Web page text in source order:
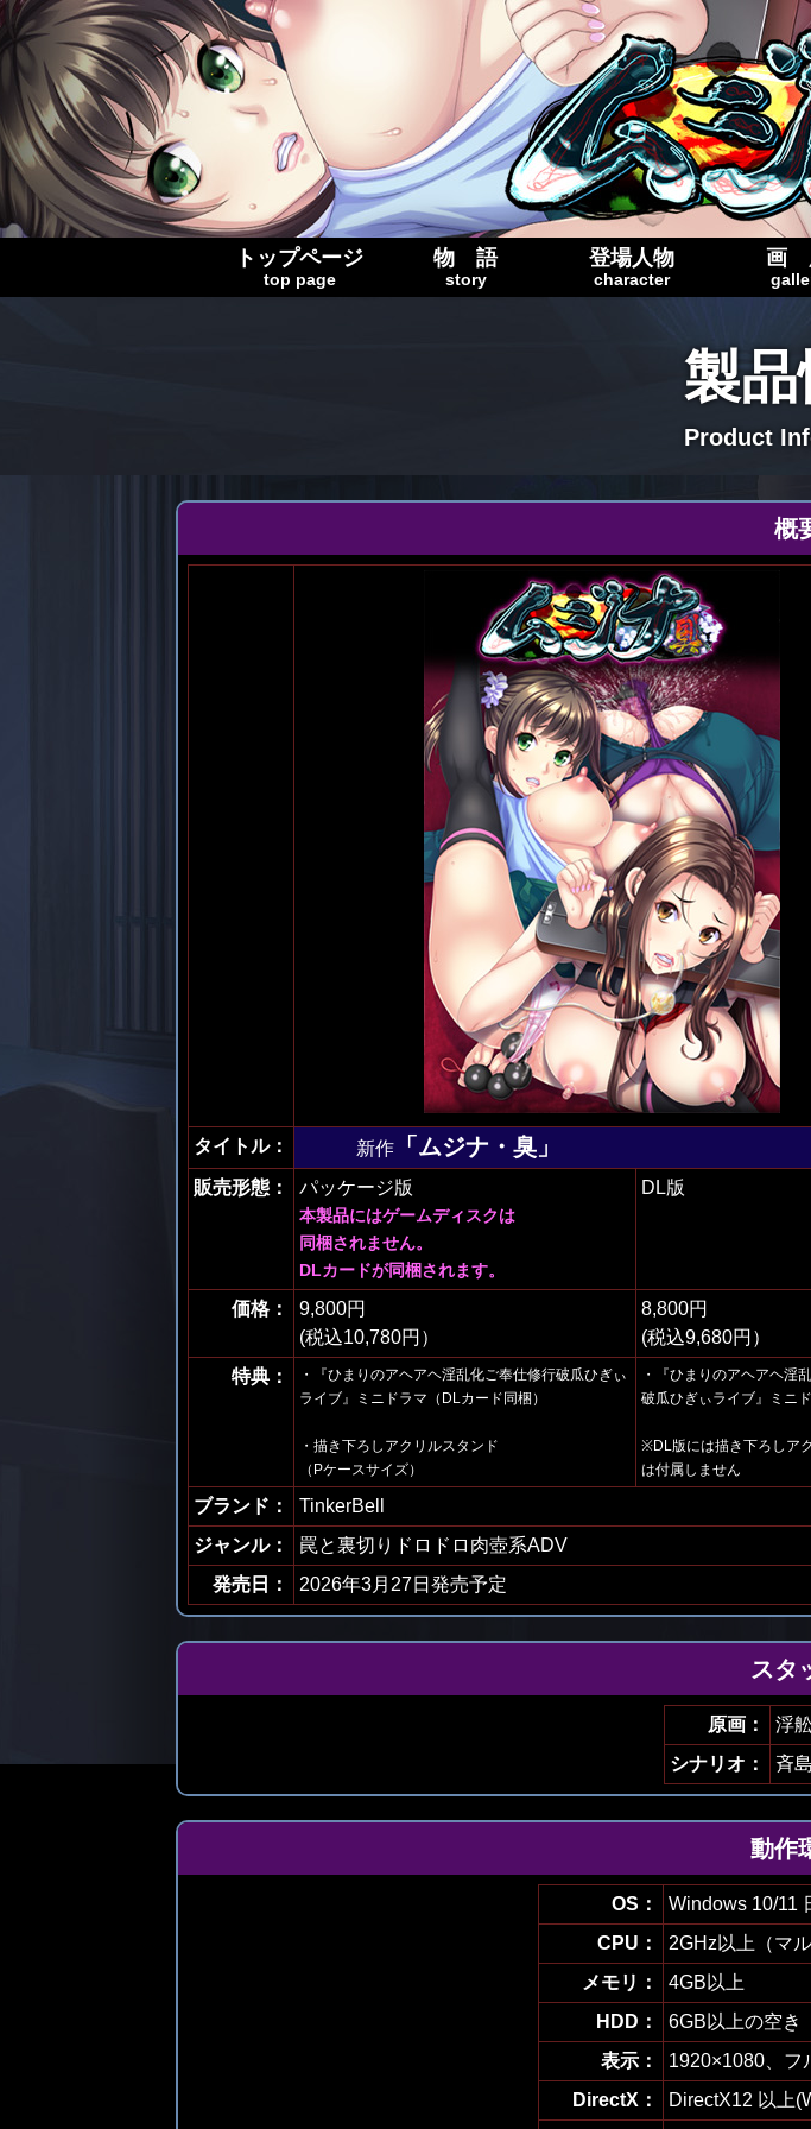
トップページ
top page
物 語
story
登場人物
character
画
製
Product
概
タイトル： 新作 「ムジナ・臭」
販売形態： パッケージ版
本製品にはゲームディスクは
同梱されません。
DLカードが同梱されます。
DL版
価格：
9,800円
(税込10,780円）
8,800円
(税込9,680円）
特典：
・『ひまりのアヘアヘ淫乱化ご奉仕修行破瓜ひぎぃ
ライブ』ミニドラマ（DLカード同梱）
・描き下ろしアクリルスタンド
（Pケースサイズ）
・『ひまりのアヘアヘ淫
破瓜ひぎぃライブ』ミニ
※DL版には描き下ろしア
は付属しません
ブランド：
TinkerBell
ジャンル：
罠と裏切りドロドロ肉壺系ADV
発売日：
2026年3月27日発売予定
スタ
原画：
浮
シナリオ：
斉
動作
OS：
Windows 10/11
CPU：
2GHz以上（マ
メモリ：
4GB以上
HDD：
6GB以上の空き
表示：
1920×1080、フ
DirectX：
DirectX12 以上